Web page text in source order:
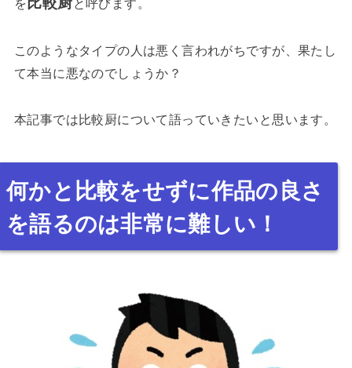
を
と呼びます。
このようなタイプの人は悪く言われがちですが、果たし
て本当に悪なのでしょうか？
本記事では比較厨について語っていきたいと思います。
何かと比較をせずに作品の良さ
を語るのは非常に難しい！